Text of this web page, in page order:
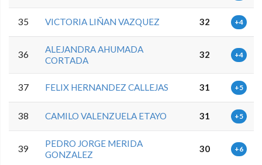
35 VICTORIA LIÑAN VAZQUEZ 32 +4
36
ALEJANDRA AHUMADA
CORTADA
32 +4
37 FELIX HERNANDEZ CALLEJAS 31 +5
38 CAMILO VALENZUELA ETAYO 31 +5
39
PEDRO JORGE MERIDA
GONZALEZ
30 +6